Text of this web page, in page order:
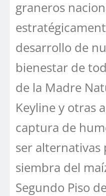
graneros
desarrollo de
bienestar de
de la Madre
Keyline y otras
captura de
ser alternativas
siembra del
Segundo Piso